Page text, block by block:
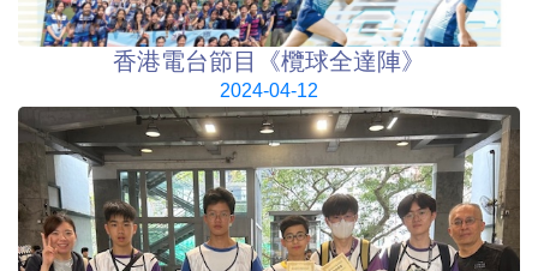
香港電台節目《欖球全達陣》
2024-04-12